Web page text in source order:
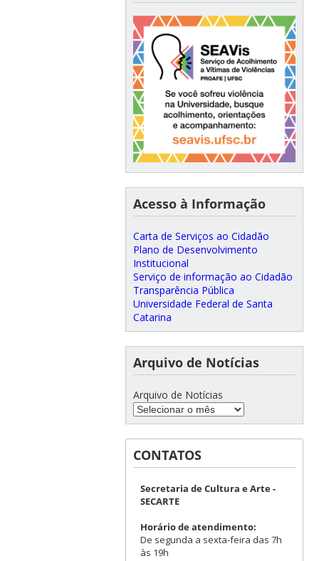
Acesso à Informação
Carta de Serviços ao Cidadão
Plano de Desenvolvimento
Institucional
Serviço de informação ao Cidadão
Transparência Pública
Universidade Federal de Santa
Catarina
Arquivo de Notícias
Arquivo de Notícias
CONTATOS
Secretaria de Cultura e Arte -
SECARTE
Horário de atendimento:
De segunda a sexta-feira das 7h
às 19h